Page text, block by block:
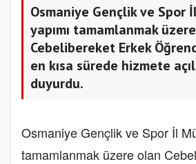
Osmaniye Gençlik ve Spor
yapımı tamamlanmak
Cebelibereket Erkek
en kısa sürede hizmete
duyurdu.
Osmaniye Gençlik ve Spor İl
tamamlanmak üzere olan